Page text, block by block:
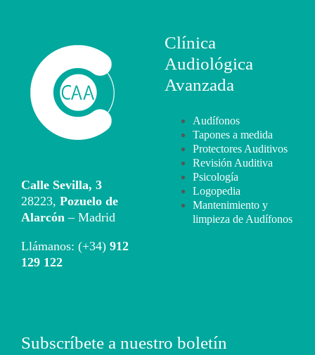
Calle Sevilla, 3
28223, Pozuelo de
Alarcón– Madrid
Llámanos: (+34) 912
129 122
Clínica
Audiológica
Avanzada
Audífonos
Tapones a medida
Protectores Auditivos
Revisión Auditiva
Psicología
Logopedia
Mantenimiento y
limpieza de Audífonos
Subscríbete a nuestro boletín